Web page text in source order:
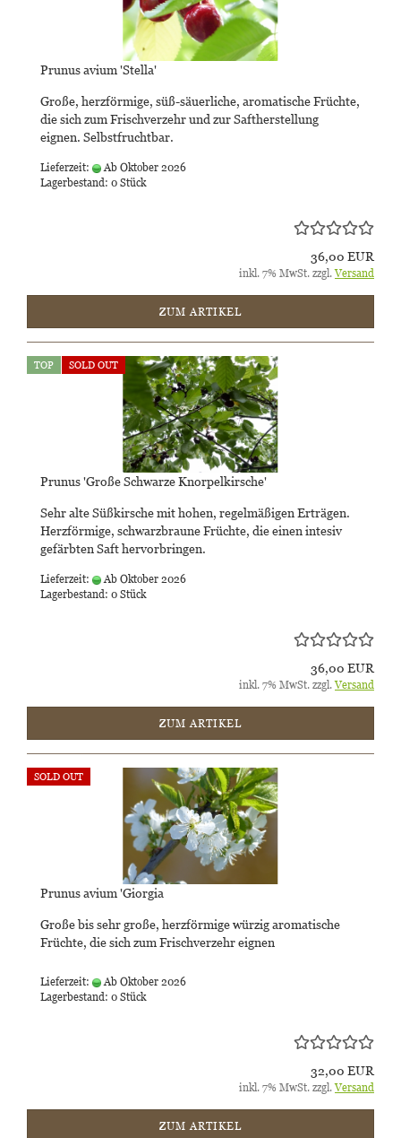
Prunus avium 'Stella'
Große, herzförmige, süß-säuerliche, aromatische Früchte,
die sich zum Frischverzehr und zur Saftherstellung
eignen. Selbstfruchtbar.
Lieferzeit:
Ab Oktober 2026
Lagerbestand: 0 Stück
36,00 EUR
inkl. 7% MwSt. zzgl.Versand
ZUM ARTIKEL
TOP SOLD OUT
Prunus 'Große Schwarze Knorpelkirsche'
Sehr alte Süßkirsche mit hohen, regelmäßigen Erträgen.
Herzförmige, schwarzbraune Früchte, die einen intesiv
gefärbten Saft hervorbringen.
Lieferzeit:
Ab Oktober 2026
Lagerbestand: 0 Stück
36,00 EUR
inkl. 7% MwSt. zzgl.Versand
ZUM ARTIKEL
SOLD OUT
Prunus avium 'Giorgia
Große bis sehr große, herzförmige würzig aromatische
Früchte, die sich zum Frischverzehr eignen
Lieferzeit:
Ab Oktober 2026
Lagerbestand: 0 Stück
32,00 EUR
inkl. 7% MwSt. zzgl.Versand
ZUM ARTIKEL